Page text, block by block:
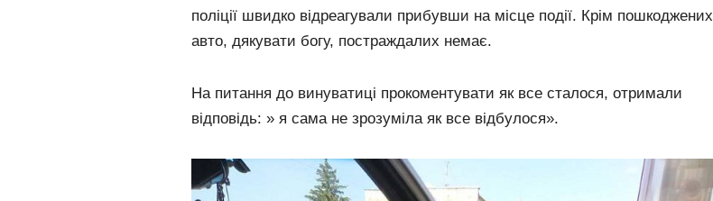
поліції швидко відреагували прибувши на місце події. Крім пошкоджених
авто, дякувати богу, постраждалих немає.
На питання до винуватиці прокоментувати як все сталося, отримали
відповідь: » я сама не зрозуміла як все відбулося».